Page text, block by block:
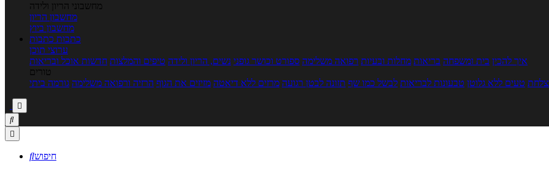
מחשבוני הריון ולידה
מחשבון הריון
מחשבון ביוץ
כתבות כתבות
ערוצי תוכן
איך להכין בית ומשפחה בריאות מחלות ובעיות רפואה משלימה ספורט וכושר גופני נשים, הריון ולידה טיפים והמלצות חדשות אוכל ובריאות
טורים
טעים ללא גלוטן טבעונות לבריאות לבשל כמו שף תזונה לבטן רגועה מרזים ללא דיאטה מזיזים את הגוף הרזיה ורפואה משלימה גורמה ביתי



חיפוש